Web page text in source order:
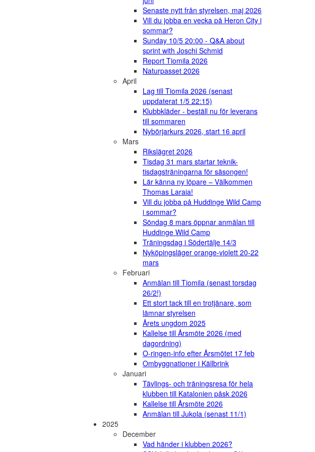
Senaste nytt från styrelsen, maj 2026
Vill du jobba en vecka på Heron City i
sommar?
Sunday 10/5 20:00 - Q&A about
sprint with Joschi Schmid
Report Tiomila 2026
Naturpasset 2026
April
Lag till Tiomila 2026 (senast
uppdaterat 1/5 22:15)
Klubbkläder - beställ nu för leverans
till sommaren
Nybörjarkurs 2026, start 16 april
Mars
Rikslägret 2026
Tisdag 31 mars startar teknik-
tisdagsträningarna för säsongen!
Lär känna ny löpare – Välkommen
Thomas Laraia!
Vill du jobba på Huddinge Wild Camp
i sommar?
Söndag 8 mars öppnar anmälan till
Huddinge Wild Camp
Träningsdag i Södertälje 14/3
Nyköpingsläger orange-violett 20-22
mars
Februari
Anmälan till Tiomila (senast torsdag
26/2!)
Ett stort tack till en trotjänare, som
lämnar styrelsen
Årets ungdom 2025
Kallelse till Årsmöte 2026 (med
dagordning)
O-ringen-info efter Årsmötet 17 feb
Ombyggnationer i Källbrink
Januari
Tävlings- och träningsresa för hela
klubben till Katalonien påsk 2026
Kallelse till Årsmöte 2026
Anmälan till Jukola (senast 11/1)
2025
December
Vad händer i klubben 2026?